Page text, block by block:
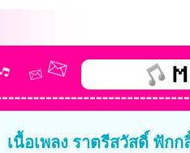
เนื้อเพลง ราตรีสวัสดิ์ ฟักก